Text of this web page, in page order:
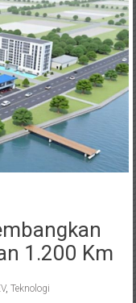
1.200 Km
, Teknologi